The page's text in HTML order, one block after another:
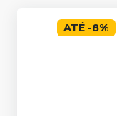
ATÉ -8%